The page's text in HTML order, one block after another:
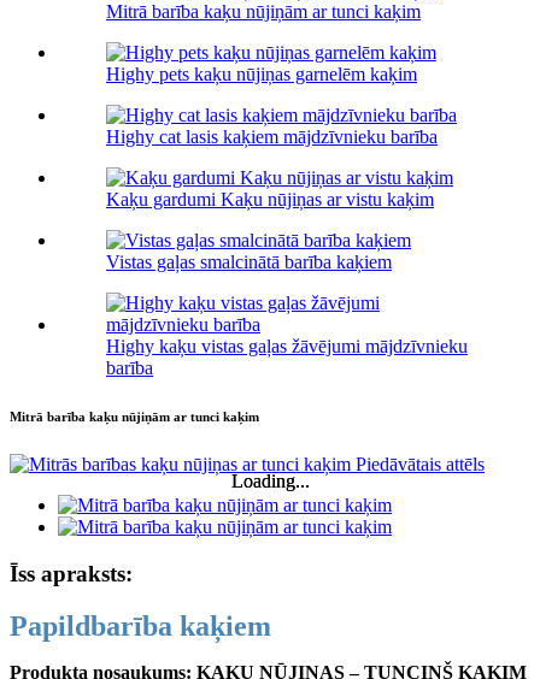
Mitrā barība kaķu nūjiņām ar tunci kaķim
Highy pets kaķu nūjiņas garnelēm kaķim
Highy cat lasis kaķiem mājdzīvnieku barība
Kaķu gardumi Kaķu nūjiņas ar vistu kaķim
Vistas gaļas smalcinātā barība kaķiem
Highy kaķu vistas gaļas žāvējumi mājdzīvnieku
barība
Mitrā barība kaķu nūjiņām ar tunci kaķim
Loading...
Loading...
Īss apraksts:
Papildbarība kaķiem
Produkta nosaukums: KAĶU NŪJIŅAS – TUNCIŅŠ KAĶIM